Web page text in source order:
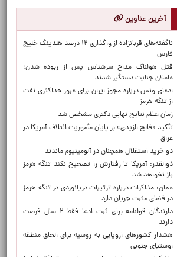
آخرین عناوین
ناگفته‌های قربانزاده از واگذاری ۱۲ درصد هلدینگ خلیج
فارس
قتل هولناک مداح سرشناس پس از ربوده شدن؛
عاملان جنایت دستگیر شدند
ادعای ونس درباره مجوز ایران برای عبور حداکثری نفت
از تنگه هرمز
زمان اعلام نتایج نهایی دکتری مشخص شد
تأکید «فالح الزیدی» بر پایان مأموریت ائتلاف آمریکا در
عراق
دو خرید استقلال همچنان در آلومینیوم ماندند
ذوالقدر: آمریکا تا رفتارش را تصحیح نکند تنگه هرمز
باز نخواهد شد
عمان: مذاکرات درباره ترتیبات دریانوردی در تنگه هرمز
در فضای مثبت جریان دارد
دارندگان قولنامه برای ثبت ادعا فقط ۲ سال فرصت
دارند
هشدار کشورهای اروپایی به روسیه برای الحاق منطقه
اوستیای جنوبی